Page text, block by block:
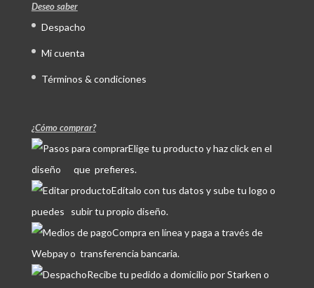
Deseo saber
Despacho
Mi cuenta
Términos & condiciones
¿Cómo comprar?
Elige tu producto y haz click en el
diseño que prefieres.
Edítalo con tus datos y sube tu logo o
puedes subir tu propio diseño.
Compra en línea y paga a través de
Webpay o transferencia bancaria.
Recibe tu pedido a domicilio por Starken o